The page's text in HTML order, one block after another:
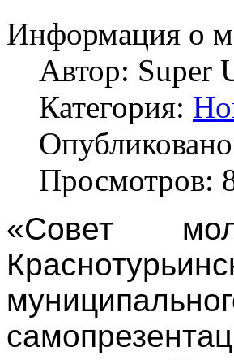
Информация о
Автор: Super
Категория:
Просмотров:
«Совет